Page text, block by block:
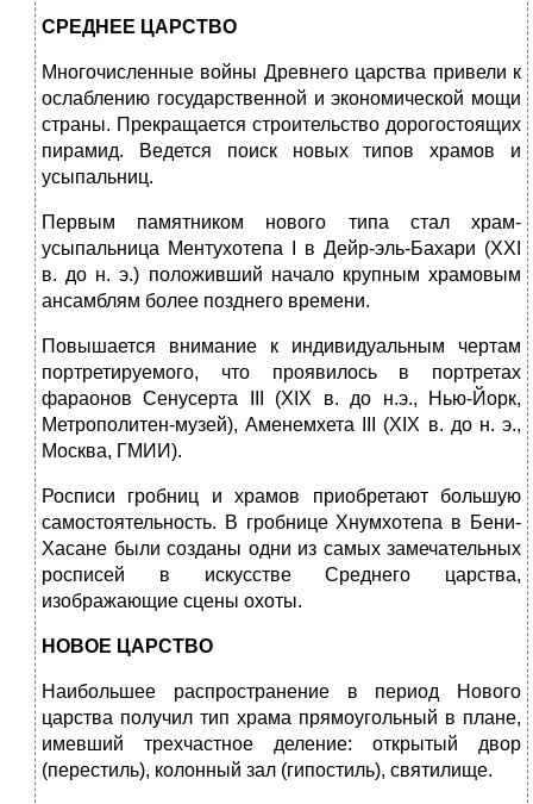
СРЕДНЕЕ ЦАРСТВО
Многочисленные войны Древнего царства привели к
ослаблению государственной и экономической мощи
страны. Прекращается строительство дорогостоящих
пирамид. Ведется поиск новых типов храмов и
усыпальниц.
Первым памятником нового типа стал храм-
усыпальница Ментухотепа I в Дейр-эль-Бахари (XXI
в. до н. э.) положивший начало крупным храмовым
ансамблям более позднего времени.
Повышается внимание к индивидуальным чертам
портретируемого, что проявилось в портретах
фараонов Сенусерта III (XIX в. до н.э., Нью-Йорк,
Метрополитен-музей), Аменемхета III (XIX в. до н. э.,
Москва, ГМИИ).
Росписи гробниц и храмов приобретают большую
самостоятельность. В гробнице Хнумхотепа в Бени-
Хасане были созданы одни из самых замечательных
росписей в искусстве Среднего царства,
изображающие сцены охоты.
НОВОЕ ЦАРСТВО
Наибольшее распространение в период Нового
царства получил тип храма прямоугольный в плане,
имевший трехчастное деление: открытый двор
(перестиль), колонный зал (гипостиль), святилище.